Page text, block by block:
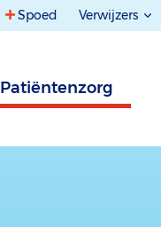
Spoed Verwijzers
Patiëntenzorg